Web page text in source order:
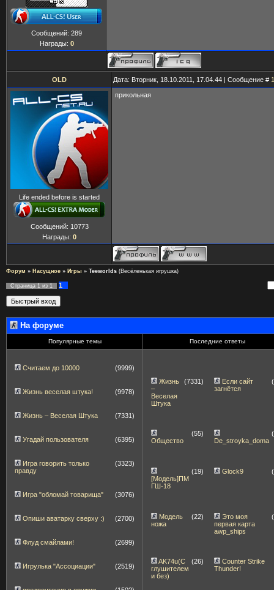
Сообщений: 289
Награды: 0
OLD Дата: Вторник, 18.10.2011, 17.04.44 | Сообщение #
Life ended before is started
Сообщений: 10773
Награды: 0
прикольная
Форум » Насущное » Игры » Teeworlds (Весёленькая игрушка)
Страница 1 из 1 1
На форуме
Популярные темы Последние ответы
Считаем до 10000 (9999)
Жизнь веселая штука! (9978)
Жизнь – Веселая Штука (7331)
Угадай пользователя (6395)
Игра говорить только
правду
(3323)
Игра "обломай товарища" (3076)
Опиши аватарку сверху :) (2700)
Флуд смайлами! (2699)
Игрулька "Ассоциации" (2519)
Жизнь
–
Веселая
Штука
(7331)
Если сайт
загнётся
Общество
(55)
De_stroyka_doma
[Модель]ПМ
ГШ-18
(19) Glock9
Модель
ножа
(22)
Это моя
первая карта
awp_ships
AK74u(С
глушителем
и без)
(26)
Counter Strike
Thunder!